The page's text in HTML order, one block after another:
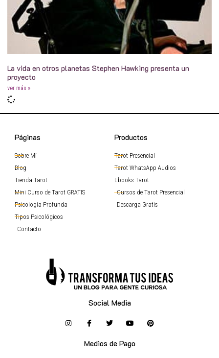
La vida en otros planetas Stephen Hawking presenta un
proyecto
ver más »
Páginas
Sobre Mí
Blog
Tienda Tarot
Mini Curso de Tarot GRATIS
Psicología Profunda
Tipos Psicológicos
Contacto
Productos
Tarot Presencial
Tarot WhatsApp Audios
Ebooks Tarot
Cursos de Tarot Presencial
Descarga Gratis
Social Media
Medios de Pago